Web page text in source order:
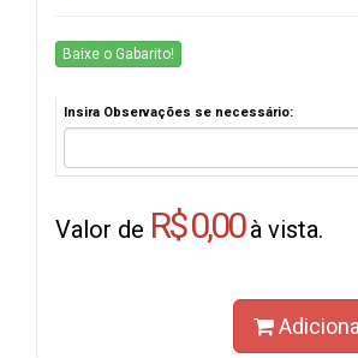
Baixe o Gabarito!
Insira Observações se necessário:
Valor de R$ 0,00à vista.